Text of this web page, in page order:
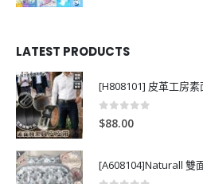
LATEST PRODUCTS
[H808101] 皮革工房
0 out of 5
$88.00